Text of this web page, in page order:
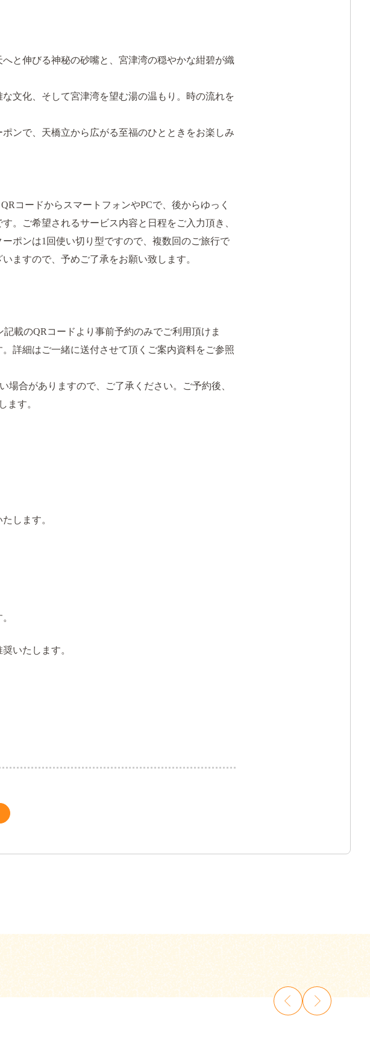
と伸びる神秘の砂嘴と、宮津湾の穏やかな紺碧が織
文化、そして宮津湾を望む湯の温もり。時の流れを
ンで、天橋立から広がる至福のひとときをお楽しみ
コードからスマートフォンやPCで、後からゆっく
。ご希望されるサービス内容と日程をご入力頂き、
ポンは1回使い切り型ですので、複数回のご旅行で
ますので、予めご了承をお願い致します。
載のQRコードより事前予約のみでご利用頂けま
詳細はご一緒に送付させて頂くご案内資料をご参照
合がありますので、ご了承ください。ご予約後、
ます。
します。
いたします。